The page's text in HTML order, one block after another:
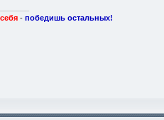
- победишь остальных!